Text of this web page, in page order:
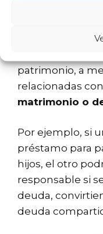
Una pregunta
el otro. En el
patrimonio, a
relacionadas con
matrimonio o
Por ejemplo, si
préstamo para
hijos, el otro
responsable si
deuda,
deuda